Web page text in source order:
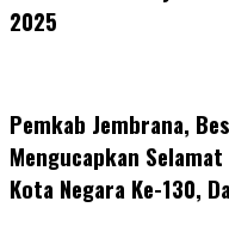
2025
Pemkab Jembrana,
Mengucapkan
Kota Negara Ke-130,